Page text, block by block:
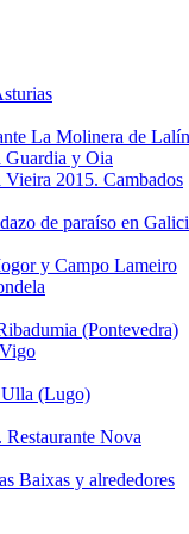
La Molinera de Lalín
Guardia y Oia
2015. Cambados
de paraíso en
y Campo Lameiro
(Pontevedra)
Ulla (Lugo)
Restaurante Nova
Baixas y alrededores